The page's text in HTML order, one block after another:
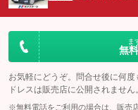
：装備なし
ま
無
お気軽にどうぞ。問合せ後に何
ドレスは販売店に公開されません。
※無料電話をご利用の場合は、販売